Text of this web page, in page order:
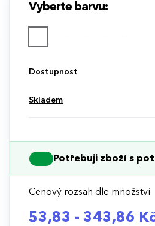
Vyberte barvu:
Dostupnost
Skladem
Potřebuji zboží s
Cenový rozsah dle množství
53,83 - 343,86